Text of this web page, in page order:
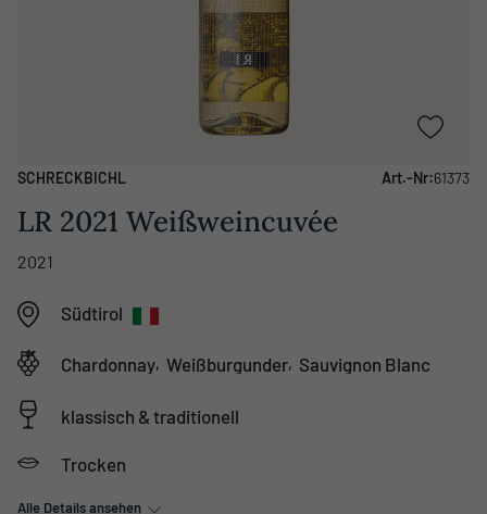
SCHRECKBICHL Art.-Nr:61373
LR 2021 Weißweincuvée
2021
Südtirol
Chardonnay, Weißburgunder, Sauvignon Blanc
klassisch & traditionell
Trocken
Alle Details ansehen